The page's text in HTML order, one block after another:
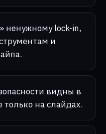
ненужному lock-in,
и
видны в
на слайдах.